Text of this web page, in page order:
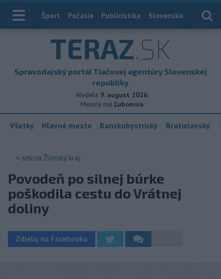
Index
Šport Počasie Publicistika Slovensko
TERAZ.SK
Spravodajský portál Tlačovej agentúry Slovenskej
republiky
Nedela 9. august 2026
Meniny má Ľubomíra
Všetky Hlavné mesto Banskobystrický Bratislavský
< sekcia Žilinský kraj
Povodeň po silnej búrke
poškodila cestu do Vrátnej
doliny
Zdieľaj na Facebooku